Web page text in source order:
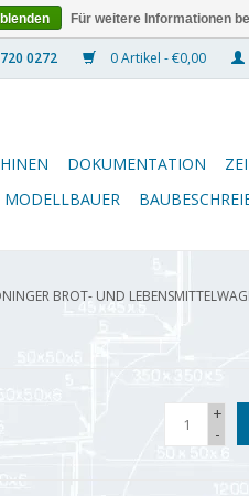
0 Artikel - €0,00
DOKUMENTATION
BROT- UND
+
-
Für weitere Informationen